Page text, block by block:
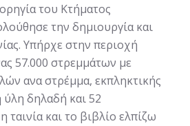
του Κτήματος
την δημιουργία και
Υπήρχε στην περιοχή
57.000 στρεμμάτων με
ανα στρέμμα, εκπληκτικής
δηλαδή και 52
ταινία και το βιβλίο ελπίζω